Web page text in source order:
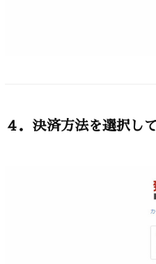
４．決済方法を選択し